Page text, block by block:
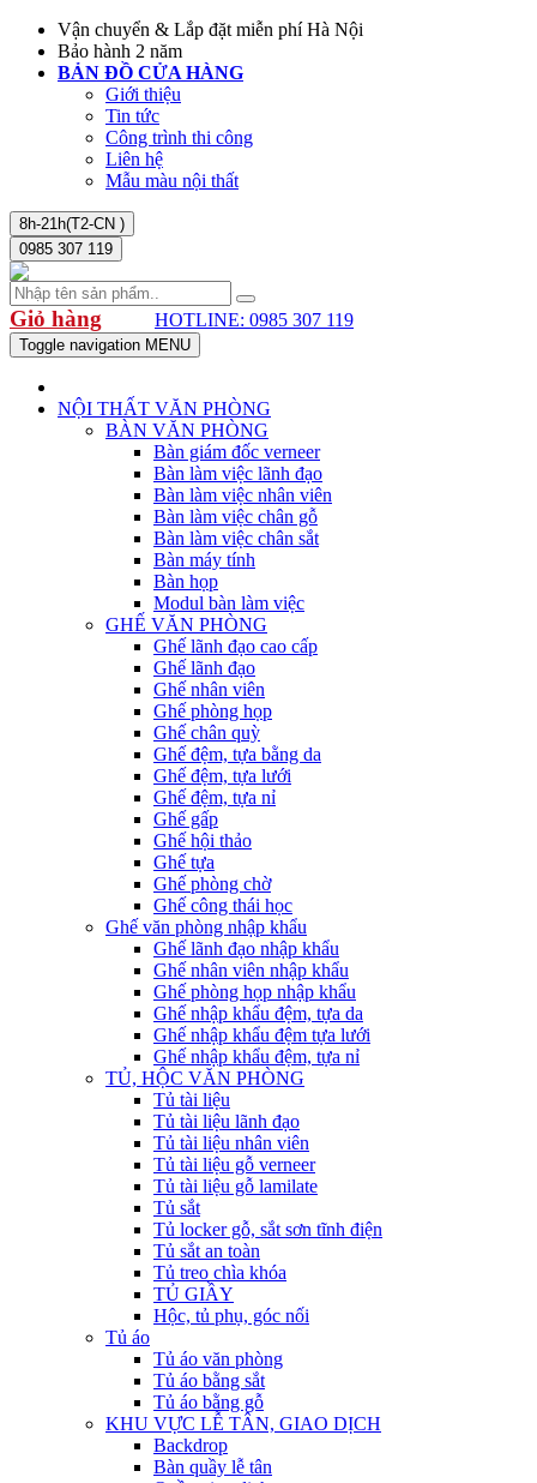
Vận chuyển & Lắp đặt miễn phí Hà Nội
Bảo hành 2 năm
BẢN ĐỒ CỬA HÀNG
Giới thiệu
Tin tức
Công trình thi công
Liên hệ
Mẫu màu nội thất
8h-21h(T2-CN )
0985 307 119
Giỏ hàng HOTLINE: 0985 307 119
Toggle navigation MENU
NỘI THẤT VĂN PHÒNG
BÀN VĂN PHÒNG
Bàn giám đốc verneer
Bàn làm việc lãnh đạo
Bàn làm việc nhân viên
Bàn làm việc chân gỗ
Bàn làm việc chân sắt
Bàn máy tính
Bàn họp
Modul bàn làm việc
GHẾ VĂN PHÒNG
Ghế lãnh đạo cao cấp
Ghế lãnh đạo
Ghế nhân viên
Ghế phòng họp
Ghế chân quỳ
Ghế đệm, tựa bằng da
Ghế đệm, tựa lưới
Ghế đệm, tựa nỉ
Ghế gấp
Ghế hội thảo
Ghế tựa
Ghế phòng chờ
Ghế công thái học
Ghế văn phòng nhập khẩu
Ghế lãnh đạo nhập khẩu
Ghế nhân viên nhập khẩu
Ghế phòng họp nhập khẩu
Ghế nhập khẩu đệm, tựa da
Ghế nhập khẩu đệm tựa lưới
Ghế nhập khẩu đệm, tựa nỉ
TỦ, HỘC VĂN PHÒNG
Tủ tài liệu
Tủ tài liệu lãnh đạo
Tủ tài liệu nhân viên
Tủ tài liệu gỗ verneer
Tủ tài liệu gỗ lamilate
Tủ sắt
Tủ locker gỗ, sắt sơn tĩnh điện
Tủ sắt an toàn
Tủ treo chìa khóa
TỦ GIẦY
Hộc, tủ phụ, góc nối
Tủ áo
Tủ áo văn phòng
Tủ áo bằng sắt
Tủ áo bằng gỗ
KHU VỰC LỄ TÂN, GIAO DỊCH
Backdrop
Bàn quầy lễ tân